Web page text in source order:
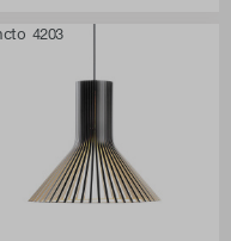
4203